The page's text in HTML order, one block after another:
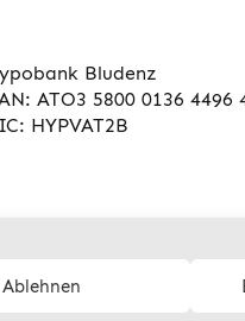
Ablehnen
Bludenz
ATO3 5800 0136 4496
HYPVAT2B